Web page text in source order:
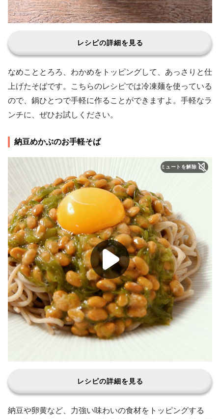
レシピの詳細を見る
なめこととろろ、わかめをトッピングして、あっさりと仕
上げたそばです。こちらのレシピでは冷凍麺を使っている
ので、鍋ひとつで手軽に作ることができますよ。手軽なラ
ンチに、ぜひお試しください。
納豆めかぶのお手軽そば
ミュートを解除
レシピの詳細を見る
納豆や卵黄など、力強い味わいの食材をトッピングする